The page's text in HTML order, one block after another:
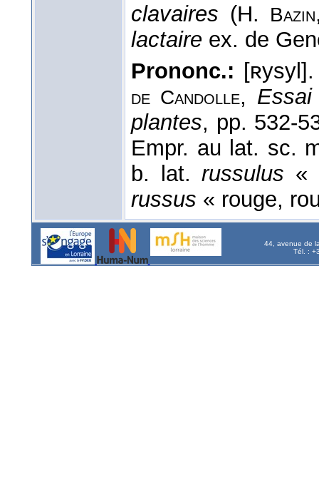
clavaires (H. Bazin
lactaire ex. de
Prononc.:
de Candolle,
plantes, pp. 532-
Empr. au lat. sc.
b. lat.russulus «
russus « rouge,
44, avenue de
Tél. :